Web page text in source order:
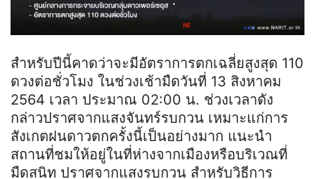
สำหรับปีนี้คาดว่าจะมีอัตราการตกเฉลี่ยสูงสุด 110
ดวงต่อชั่วโมง ในช่วงเช้ามืดวันที่ 13 สิงหาคม
2564 เวลา ประมาณ 02:00 น. ช่วงเวลาดัง
กล่าวปราศจากแสงจันทร์รบกวน เหมาะแก่การ
สังเกตฝนดาวตกครั้งนี้เป็นอย่างมาก แนะนำ
สถานที่ชมให้อยู่ในที่ห่างจากเมืองหรือบริเวณที่
มืดสนิท ปราศจากแสงรบกวน สำหรับวิธีการ